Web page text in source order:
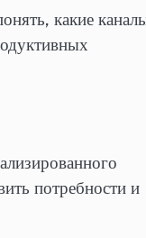
какие
потребности и